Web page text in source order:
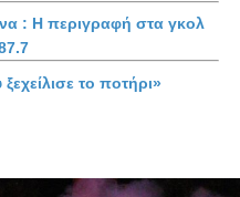
: Η περιγραφή στα γκολ
το ποτήρι»